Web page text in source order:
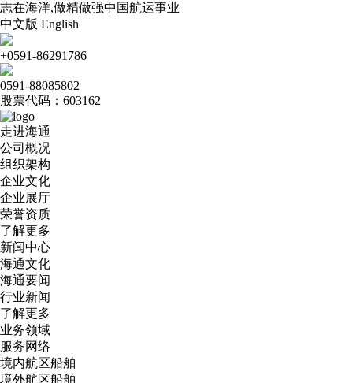
志在海洋,做精做强中国航运事业
中文版 English
+0591-86291786
0591-88085802
股票代码：603162
走进海通
公司概况
组织架构
企业文化
企业展厅
荣誉资质
了解更多
新闻中心
海通文化
海通要闻
行业新闻
了解更多
业务领域
服务网络
境内航区船舶
境外航区船舶